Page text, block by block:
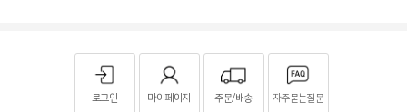
로그인 마이페이지 주문/배송 자주묻는질문